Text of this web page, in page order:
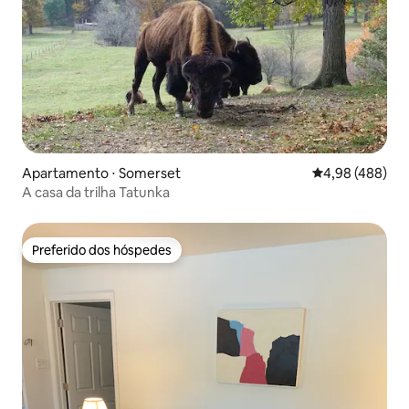
Apartamento ⋅ Somerset 4,98 de uma
4,98 (488)
A casa da trilha Tatunka
Preferido dos hóspedes
Preferido dos hóspedes